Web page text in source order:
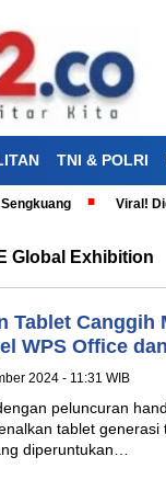
TNI & POLRI
Viral!
Global Exhibition
Tablet Canggih
WPS Office
2024 - 11:31 WIB
peluncuran
tablet
diperuntukan…